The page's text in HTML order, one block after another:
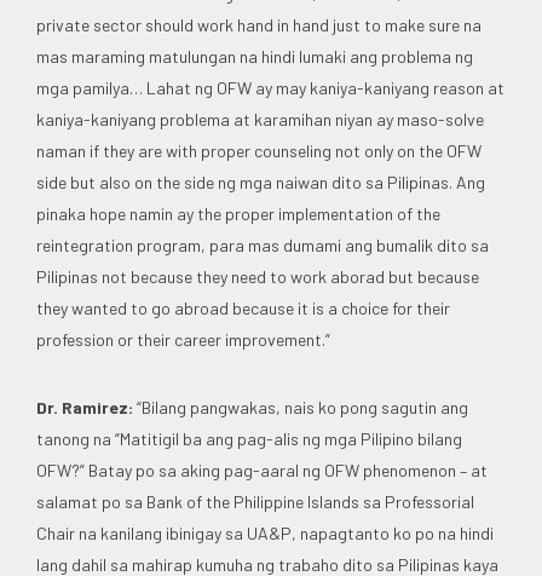
private sector should work hand in hand just to make sure na
mas maraming matulungan na hindi lumaki ang problema ng
mga pamilya… Lahat ng OFW ay may kaniya-kaniyang reason at
kaniya-kaniyang problema at karamihan niyan ay maso-solve
naman if they are with proper counseling not only on the OFW
side but also on the side ng mga naiwan dito sa Pilipinas. Ang
pinaka hope namin ay the proper implementation of the
reintegration program, para mas dumami ang bumalik dito sa
Pilipinas not because they need to work aborad but because
they wanted to go abroad because it is a choice for their
profession or their career improvement.”
Dr. Ramirez: “Bilang pangwakas, nais ko pong sagutin ang
tanong na “Matitigil ba ang pag-alis ng mga Pilipino bilang
OFW?” Batay po sa aking pag-aaral ng OFW phenomenon – at
salamat po sa Bank of the Philippine Islands sa Professorial
Chair na kanilang ibinigay sa UA&P, napagtanto ko po na hindi
lang dahil sa mahirap kumuha ng trabaho dito sa Pilipinas kaya